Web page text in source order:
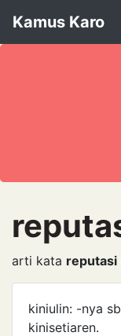
Kamus Karo
arti kata reputasi
kiniulin: -nya
kinisetiaren.